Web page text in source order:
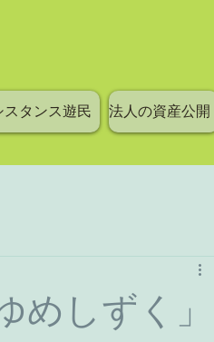
タンス遊民 法人の資産公開
めしずく」